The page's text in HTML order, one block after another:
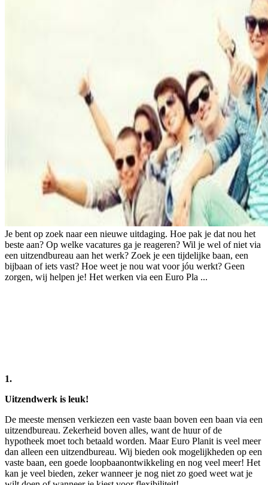
Je bent op zoek naar een nieuwe uitdaging. Hoe pak je dat nou het
beste aan? Op welke vacatures ga je reageren? Wil je wel of niet via
een uitzendbureau aan het werk? Zoek je een tijdelijke baan, een
bijbaan of iets vast? Hoe weet je nou wat voor jóu werkt? Geen
zorgen, wij helpen je! Het werken via een Euro Pla ...
1.
Uitzendwerk is leuk!
De meeste mensen verkiezen een vaste baan boven een baan via een
uitzendbureau. Zekerheid boven alles, want de huur of de
hypotheek moet toch betaald worden. Maar Euro Planit is veel meer
dan alleen een uitzendbureau. Wij bieden ook mogelijkheden op een
vaste baan, een goede loopbaanontwikkeling en nog veel meer! Het
kan je veel bieden, zeker wanneer je nog niet zo goed weet wat je